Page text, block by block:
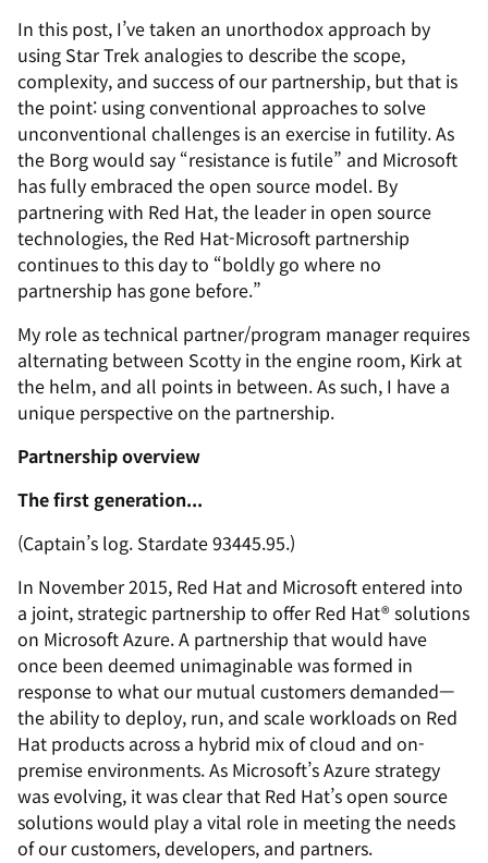
In this post, I’ve taken an unorthodox approach by
using Star Trek analogies to describe the scope,
complexity, and success of our partnership, but that is
the point: using conventional approaches to solve
unconventional challenges is an exercise in futility. As
the Borg would say “resistance is futile” and Microsoft
has fully embraced the open source model. By
partnering with Red Hat, the leader in open source
technologies, the Red Hat-Microsoft partnership
continues to this day to “boldly go where no
partnership has gone before.”
My role as technical partner/program manager requires
alternating between Scotty in the engine room, Kirk at
the helm, and all points in between. As such, I have a
unique perspective on the partnership.
Partnership overview
The first generation...
(Captain’s log. Stardate 93445.95.)
In November 2015, Red Hat and Microsoft entered into
a joint, strategic partnership to offer Red Hat® solutions
on Microsoft Azure. A partnership that would have
once been deemed unimaginablewas formed in
response to what our mutual customers demanded—
the ability to deploy, run, and scale workloads on Red
Hat products across a hybrid mix of cloud and on-
premise environments. As Microsoft’s Azure strategy
was evolving, it was clear that Red Hat’s open source
solutions would play a vital role in meeting the needs
of our customers, developers, and partners.